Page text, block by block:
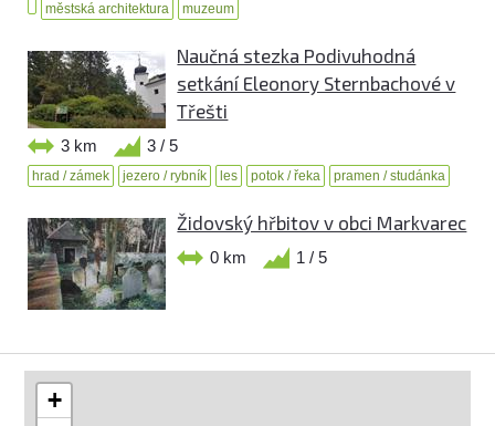
městská architektura muzeum
Naučná stezka Podivuhodná
setkání Eleonory Sternbachové v
Třešti
3 km 3 / 5
hrad / zámek jezero / rybník les potok / řeka pramen / studánka
Židovský hřbitov v obci Markvarec
0 km 1 / 5
+